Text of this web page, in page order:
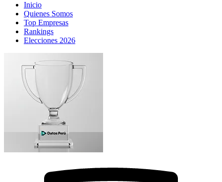
Inicio
Quienes Somos
Top Empresas
Rankings
Elecciones 2026